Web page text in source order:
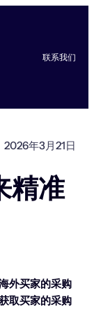
联系我们
2026年3月21日
精准
外买家的采购
取买家的采购